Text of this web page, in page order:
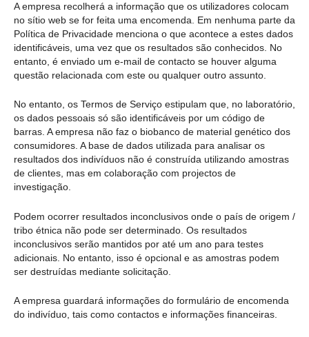
A empresa recolherá a informação que os utilizadores colocam
no sítio web se for feita uma encomenda. Em nenhuma parte da
Política de Privacidade menciona o que acontece a estes dados
identificáveis, uma vez que os resultados são conhecidos. No
entanto, é enviado um e-mail de contacto se houver alguma
questão relacionada com este ou qualquer outro assunto.
No entanto, os Termos de Serviço estipulam que, no laboratório,
os dados pessoais só são identificáveis por um código de
barras. A empresa não faz o biobanco de material genético dos
consumidores. A base de dados utilizada para analisar os
resultados dos indivíduos não é construída utilizando amostras
de clientes, mas em colaboração com projectos de
investigação.
Podem ocorrer resultados inconclusivos onde o país de origem /
tribo étnica não pode ser determinado. Os resultados
inconclusivos serão mantidos por até um ano para testes
adicionais. No entanto, isso é opcional e as amostras podem
ser destruídas mediante solicitação.
A empresa guardará informações do formulário de encomenda
do indivíduo, tais como contactos e informações financeiras.